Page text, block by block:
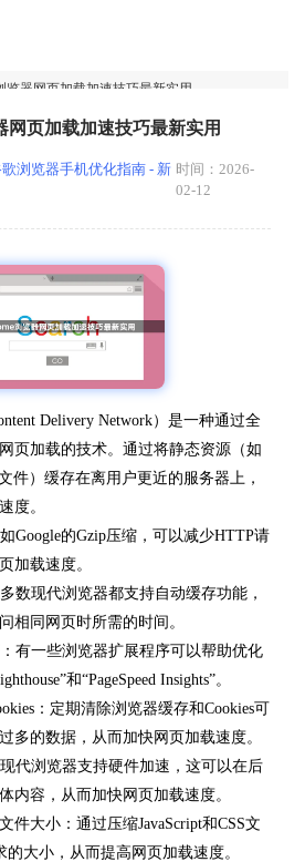
览器网页加载加速技巧最新实用
网页加载加速技巧最新实用
浏览器手机优化指南 - 新 时间：2026-
02-12
Delivery Network）是一种通过全
页加载的技术。通过将静态资源（如
件）缓存在离用户更近的服务器上，
度。
Google的Gzip压缩，可以减少HTTP请
加载速度。
数现代浏览器都支持自动缓存功能，
相同网页时所需的时间。
有一些浏览器扩展程序可以帮助优化
和“PageSpeed Insights”。
：定期清除浏览器缓存和Cookies可
多的数据，从而加快网页加载速度。
代浏览器支持硬件加速，这可以在后
内容，从而加快网页加载速度。
件大小：通过压缩JavaScript和CSS文
大小，从而提高网页加载速度。